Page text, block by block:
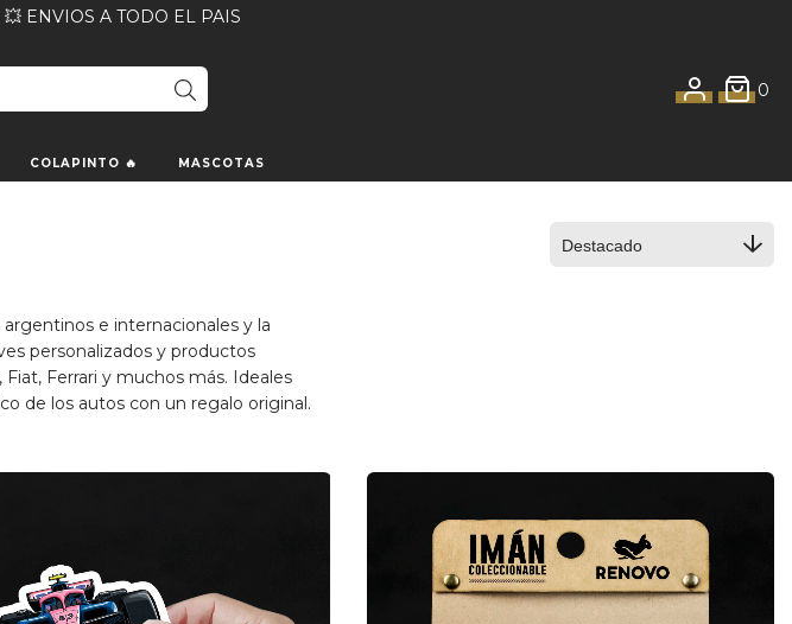
ENVIOS A TODO EL PAIS
0
COLAPINTO 🔥 MASCOTAS
e internacionales y la
personalizados y productos
Ferrari y muchos más. Ideales
de los autos con un regalo original.